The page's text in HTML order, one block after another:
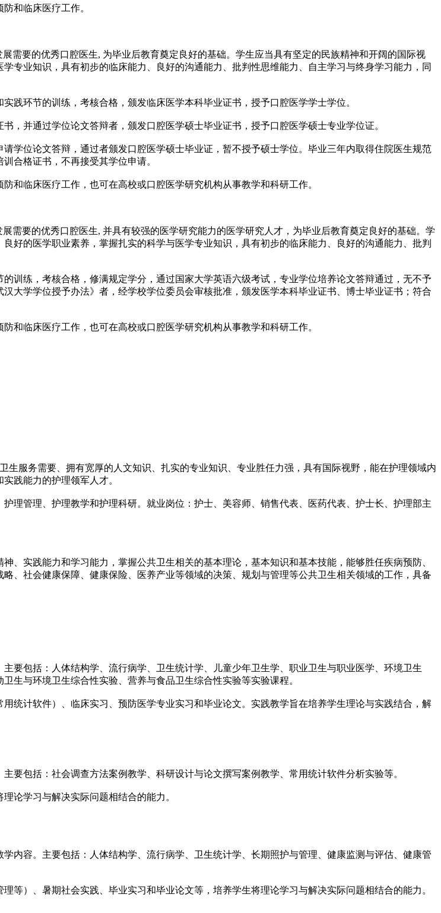
和临床医疗工作。
需要的优秀口腔医生, 为毕业后教育奠定良好的基础。学生应当具有坚定的民族精神和开阔的国际视
专业知识，具有初步的临床能力、良好的沟通能力、批判性思维能力、自主学习与终身学习能力，同
践环节的训练，考核合格，颁发临床医学本科毕业证书，授予口腔医学学士学位。
，并通过学位论文答辩者，颁发口腔医学硕士毕业证书，授予口腔医学硕士专业学位证。
学位论文答辩，通过者颁发口腔医学硕士毕业证，暂不授予硕士学位。毕业三年内取得住院医生规范
合格证书，不再接受其学位申请。
和临床医疗工作，也可在高校或口腔医学研究机构从事教学和科研工作。
需要的优秀口腔医生, 并具有较强的医学研究能力的医学研究人才，为毕业后教育奠定良好的基础。学
好的医学职业素养，掌握扎实的科学与医学专业知识，具有初步的临床能力、良好的沟通能力、批判
训练，考核合格，修满规定学分，通过国家大学英语六级考试，专业学位培养论文答辩通过，无不予
大学学位授予办法》者，经学校学位委员会审核批准，颁发医学本科毕业证书、博士毕业证书；符合
和临床医疗工作，也可在高校或口腔医学研究机构从事教学和科研工作。
服务需要、拥有宽厚的人文知识、扎实的专业知识、专业胜任力强，具有国际视野，能在护理领域内
践能力的护理领军人才。
理管理、护理教学和护理科研。就业岗位：护士、美容师、销售代表、医药代表、护士长、护理部主
、实践能力和学习能力，掌握公共卫生相关的基本理论，基本知识和基本技能，能够胜任疾病预防、
、社会健康保障、健康保险、医养产业等领域的决策、规划与管理等公共卫生相关领域的工作，具备
要包括：人体结构学、流行病学、卫生统计学、儿童少年卫生学、职业卫生与职业医学、环境卫生
生与环境卫生综合性实验、营养与食品卫生综合性实验等实验课程。
统计软件）、临床实习、预防医学专业实习和毕业论文。实践教学旨在培养学生理论与实践结合，解
要包括：社会调查方法案例教学、科研设计与论文撰写案例教学、常用统计软件分析实验等。
论学习与解决实际问题相结合的能力。
内容。主要包括：人体结构学、流行病学、卫生统计学、长期照护与管理、健康监测与评估、健康管
等）、暑期社会实践、毕业实习和毕业论文等，培养学生将理论学习与解决实际问题相结合的能力。